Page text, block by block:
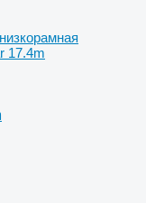
17.4m